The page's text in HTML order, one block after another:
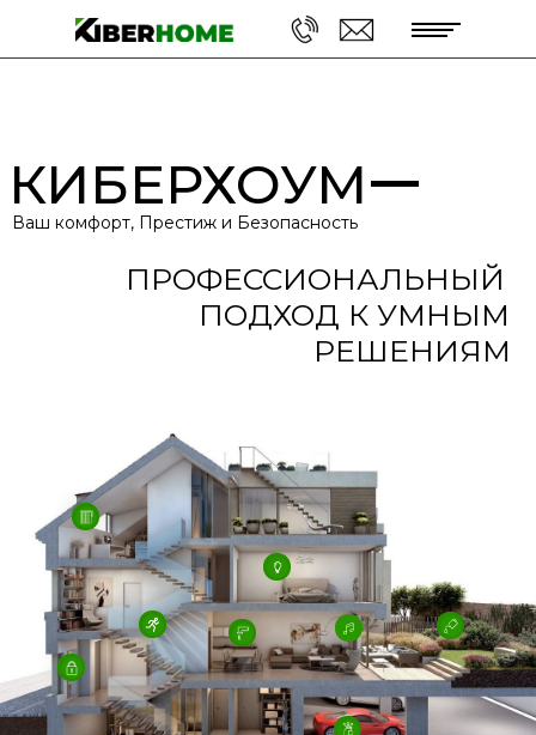
КИБЕРХОУМ
Ваш комфорт, Престиж и Безопасность
РЕШЕНИЯМ
ПОДХОД К УМНЫМ
ПРОФЕССИОНАЛЬНЫЙ